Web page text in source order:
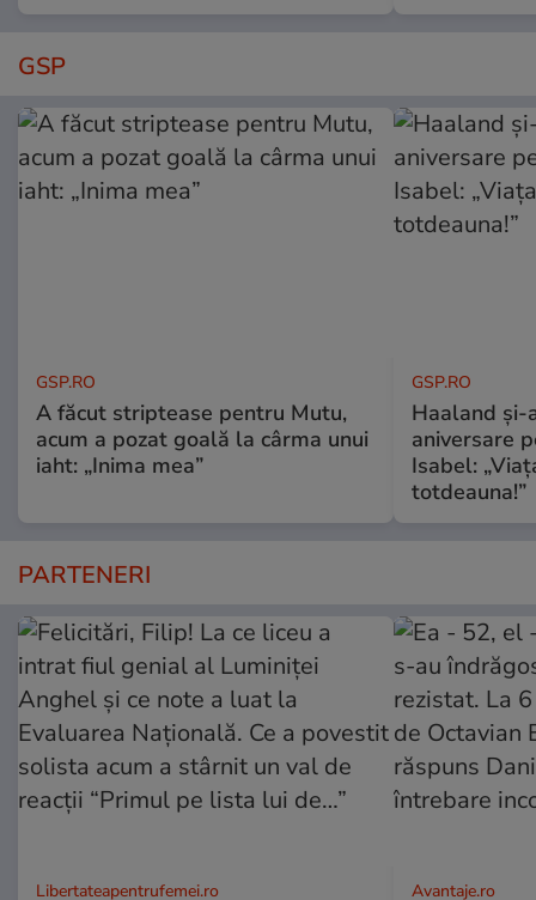
GSP
GSP.RO
A făcut striptease pentru Mutu,
acum a pozat goală la cârma unui
iaht: „Inima mea”
GSP.RO
Haaland
aniversare
Isabel:
totdeauna!”
PARTENERI
Libertateapentrufemei.ro Avantaje.ro